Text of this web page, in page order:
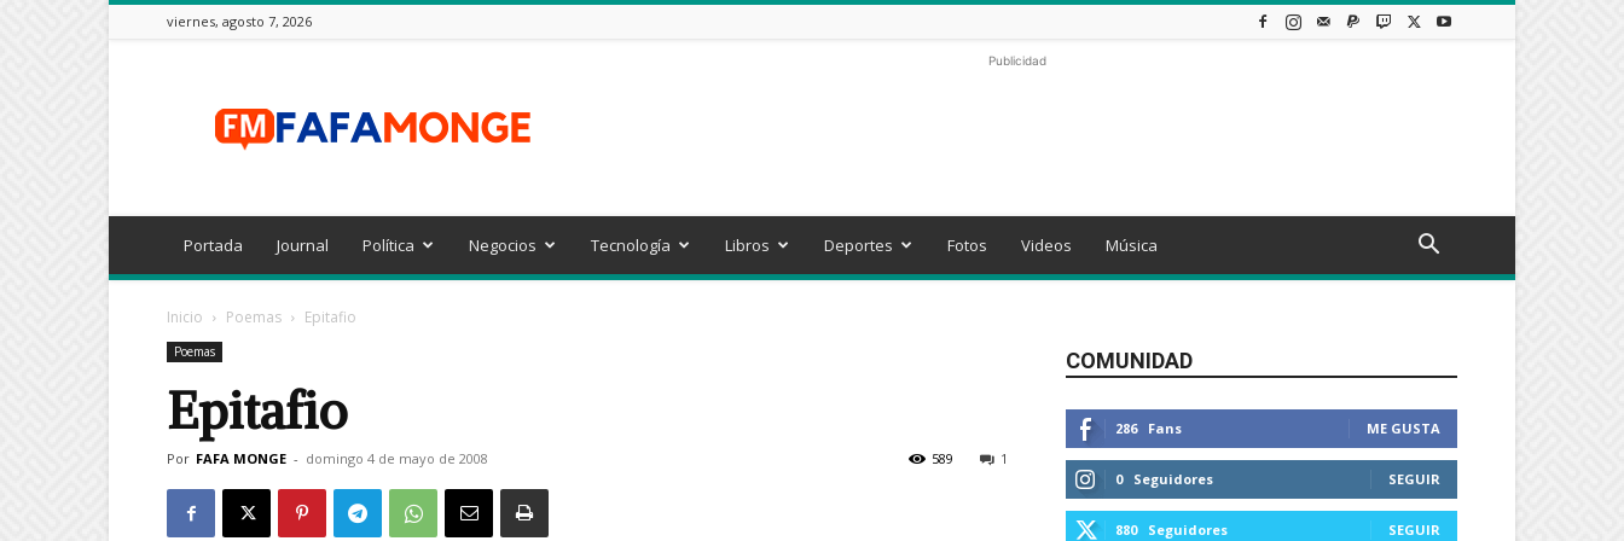
viernes, agosto 7, 2026
Publicidad
Portada Journal Política Negocios Tecnología Libros Deportes Fotos Videos Música
Inicio Poemas Epitafio
Poemas
Epitafio
Por FAFA MONGE - domingo 4 de mayo de 2008 1
589
COMUNIDAD
286 Fans ME GUSTA
0 Seguidores SEGUIR
880 Seguidores SEGUIR